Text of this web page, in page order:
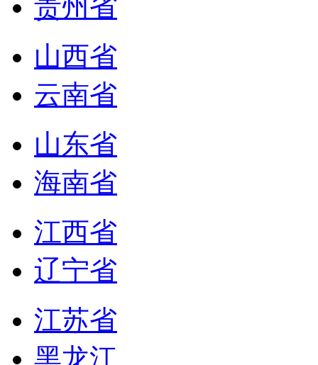
贵州省
山西省
云南省
山东省
海南省
江西省
辽宁省
江苏省
黑龙江